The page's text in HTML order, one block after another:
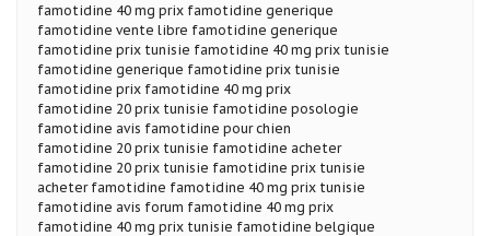
famotidine 40 mg prix famotidine generique
famotidine vente libre famotidine generique
famotidine prix tunisie famotidine 40 mg prix tunisie
famotidine generique famotidine prix tunisie
famotidine prix famotidine 40 mg prix
famotidine 20 prix tunisie famotidine posologie
famotidine avis famotidine pour chien
famotidine 20 prix tunisie famotidine acheter
famotidine 20 prix tunisie famotidine prix tunisie
acheter famotidine famotidine 40 mg prix tunisie
famotidine avis forum famotidine 40 mg prix
famotidine 40 mg prix tunisie famotidine belgique